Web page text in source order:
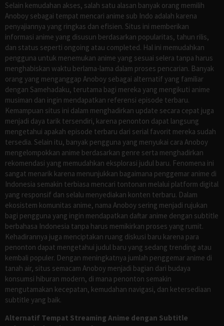
Selain kemudahan akses, salah satu alasan banyak orang memilih
Anoboy sebagai tempat mencari anime sub Indo adalah karena
penyajiannya yang ringkas dan efisien. Situs ini memberikan
informasi anime yang disusun berdasarkan popularitas, tahun rilis,
dan status seperti ongoing atau completed. Hal ini memudahkan
pengguna untuk menemukan anime yang sesuai selera tanpa harus
menghabiskan waktu berlama-lama dalam proses pencarian. Banyak
orang yang menganggap Anoboy sebagai alternatif yang familiar
dengan Samehadaku, terutama bagi mereka yang mengikuti anime
musiman dan ingin mendapatkan referensi episode terbaru.
Kemampuan situs ini dalam menghadirkan update secara cepat juga
menjadi daya tarik tersendiri, karena penonton dapat langsung
mengetahui apakah episode terbaru dari serial favorit mereka sudah
tersedia. Selain itu, banyak pengguna yang menyukai cara Anoboy
mengelompokkan anime berdasarkan genre serta menghadirkan
rekomendasi yang memudahkan eksplorasi judul baru. Fenomena ini
sangat menarik karena menunjukkan bagaimana penggemar anime di
Indonesia semakin terbiasa mencari tontonan melalui platform digital
yang responsif dan selalu menyediakan konten terbaru. Dalam
ekosistem komunitas anime, nama Anoboy sering menjadi rujukan
bagi pengguna yang ingin mendapatkan daftar anime dengan subtitle
berbahasa Indonesia tanpa harus memikirkan proses yang rumit.
Kehadirannya juga menciptakan ruang diskusi baru karena para
penonton dapat mengetahui judul baru yang sedang trending atau
kembali populer. Dengan meningkatnya jumlah penggemar anime di
tanah air, situs semacam Anoboy menjadi bagian dari budaya
konsumsi hiburan modern, di mana penonton semakin
mengutamakan kecepatan, kemudahan navigasi, dan ketersediaan
subtitle yang baik.
Alternatif Tempat Streaming Anime dengan Subtitle